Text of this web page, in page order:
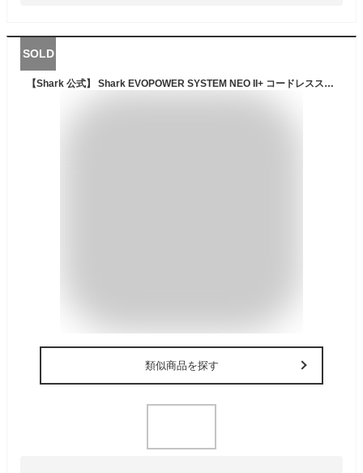
SOLD
【Shark 公式】 Shark EVOPOWER SYSTEM NEO II+ コードレススティッククリーナー 追加アクセサリー セット （ブラシ2種 ＋ プレシジョンダスター ） LC551J-SET3A / 掃除機 コードレス コードレスクリーナー ハンディー スタンド付き 吸引力 強力
類似商品を探す